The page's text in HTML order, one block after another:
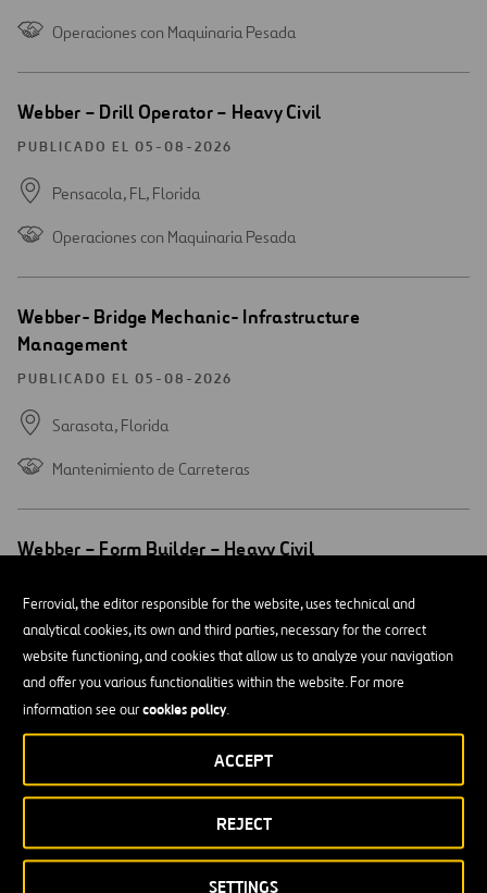
Ferrovial, the editor responsible for the website, uses technical and
analytical cookies, its own and third parties, necessary for the correct
website functioning, and cookies that allow us to analyze your navigation
and offer you various functionalities within the website. For more
information see ourcookies policy.
SETTINGS
REJECT
ACCEPT
Operaciones con Maquinaria Pesada
Abrir
nueva
Webber – Drill Operator – Heavy Civil
PUBLICADO EL 05-08-2026
Pensacola, FL, Florida
Operaciones con Maquinaria Pesada
Abrir
nueva
ventana
Webber- Bridge Mechanic- Infrastructure
Management
PUBLICADO EL 05-08-2026
Sarasota, Florida
Mantenimiento de Carreteras
Abrir
ventana
Webber – Form Builder – Heavy Civil
Canyon, TX,Texas
Mantenimiento de Carreteras
nueva
PUBLICADO EL 05-08-2026
Carolina del Sur